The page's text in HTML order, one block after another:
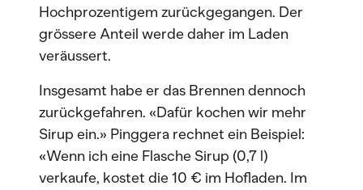
Hochprozentigem zurückgegangen. Der
grössere Anteil werde daher im Laden
veräussert.
Insgesamt habe er das Brennen dennoch
zurückgefahren. «Dafür kochen wir mehr
Sirup ein.» Pinggera rechnet ein Beispiel:
«Wenn ich eine Flasche Sirup (0,7 l)
verkaufe, kostet die 10 € im Hofladen. Im